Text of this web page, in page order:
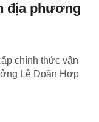
địa phương
chính thức vận
Lê Doãn Hợp